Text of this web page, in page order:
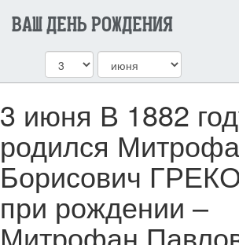
ВАШ ДЕНЬ РОЖДЕНИЯ
3 июня В 1882
родился
Борисович
при рождении –
Митрофан